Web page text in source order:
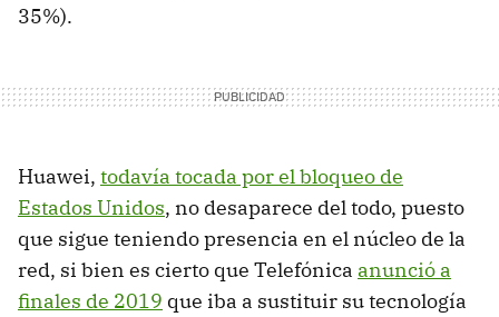
35%).
Huawei, todavía tocada por el bloqueo de
Estados Unidos, no desaparece del todo, puesto
que sigue teniendo presencia en el núcleo de la
red, si bien es cierto que Telefónica anunció a
finales de 2019 que iba a sustituir su tecnología